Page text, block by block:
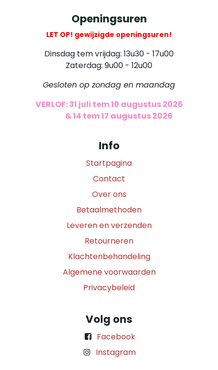
Openingsuren
LET OP! gewijzigde openingsuren!
Dinsdag tem vrijdag: 13u30 - 17u00
Zaterdag: 9u00 - 12u00
Gesloten op zondag en maandag
VERLOF: 31 juli tem 10 augustus 2026
& 14 tem 17 augustus 2026
Info
Startpagina
Contact
Over ons
Betaalmethoden
Leveren en verzenden
Retourneren
Klachtenbehandeling
Algemene voorwaarden
Privacybeleid
Volg ons
Facebook
Instagram